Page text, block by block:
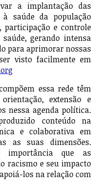
a implantação das
saúde da população
participação e controle
gerando intensa
para aprimorar nossas
visto facilmente em
essa rede têm
extensão e
nessa agenda política.
conteúdo na
e colaborativa em
as suas dimensões.
importância que as
racismo e seu impacto
los na relação com